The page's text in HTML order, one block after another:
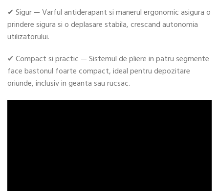
✔ Sigur — Varful antiderapant si manerul ergonomic asigura o
prindere sigura si o deplasare stabila, crescand autonomia
utilizatorului.
✔ Compact si practic — Sistemul de pliere in patru segmente
face bastonul foarte compact, ideal pentru depozitare
oriunde, inclusiv in geanta sau rucsac.